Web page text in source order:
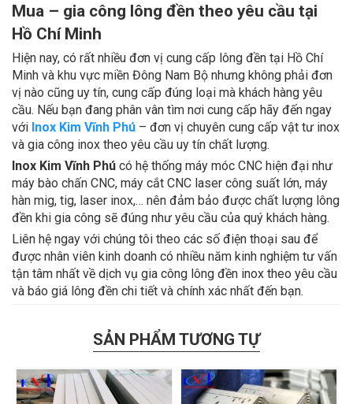
Mua – gia công lông đền theo yêu cầu tại
Hồ Chí Minh
Hiện nay, có rất nhiều đơn vị cung cấp lông đền tại Hồ Chí
Minh và khu vực miền Đông Nam Bộ nhưng không phải đơn
vị nào cũng uy tín, cung cấp đúng loại mà khách hàng yêu
cầu. Nếu bạn đang phân vân tìm nơi cung cấp hãy đến ngay
với Inox Kim Vĩnh Phú – đơn vị chuyên cung cấp vật tư inox
và gia công inox theo yêu cầu uy tín chất lượng.
Inox Kim Vĩnh Phú có hệ thống máy móc CNC hiện đại như
máy bào chấn CNC, máy cắt CNC laser công suất lớn, máy
hàn mig, tig, laser inox,… nên đảm bảo được chất lượng lông
đền khi gia công sẽ đúng như yêu cầu của quý khách hàng.
Liên hệ ngay với chúng tôi theo các số điện thoại sau để
được nhân viên kinh doanh có nhiều năm kinh nghiệm tư vấn
tận tâm nhất về dịch vụ gia công lông đền inox theo yêu cầu
và báo giá lông đền chi tiết và chính xác nhất đến bạn.
SẢN PHẨM TƯƠNG TỰ